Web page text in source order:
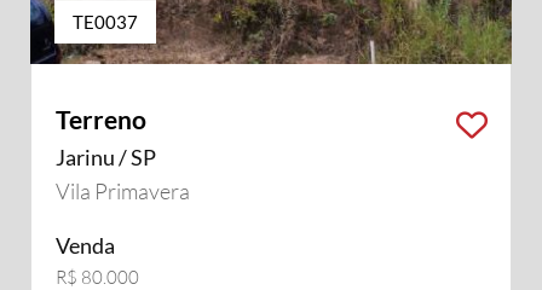
TE0037
Terreno
Jarinu / SP
Vila Primavera
Venda
R$ 80.000